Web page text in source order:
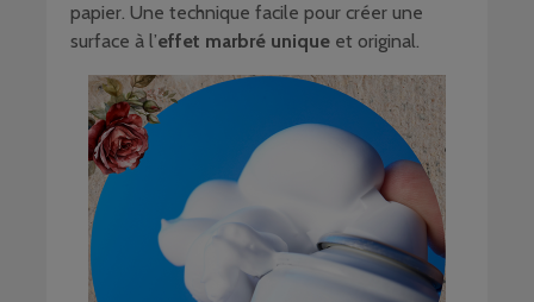
papier. Une technique facile pour créer une
surface à l’effet marbré unique et original.